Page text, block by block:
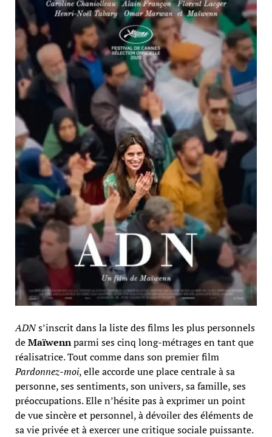
ADNs’inscrit dans la liste des films les plus personnels
deMaïwennparmi ses cinq long-métrages en tant que
réalisatrice. Tout comme dans son premier film
Pardonnez-moi, elle accorde une place centrale à sa
personne, ses sentiments, son univers, sa famille, ses
préoccupations. Elle n’hésite pas à exprimer un point
de vue sincère et personnel, à dévoiler des éléments de
sa vie privée et à exercer une critique sociale puissante.